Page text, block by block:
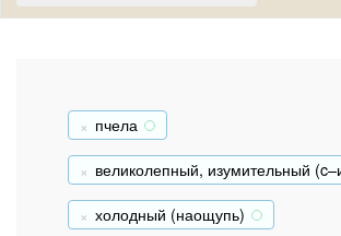
пчела +
великолепный, изумительный
холодный (наощупь) +